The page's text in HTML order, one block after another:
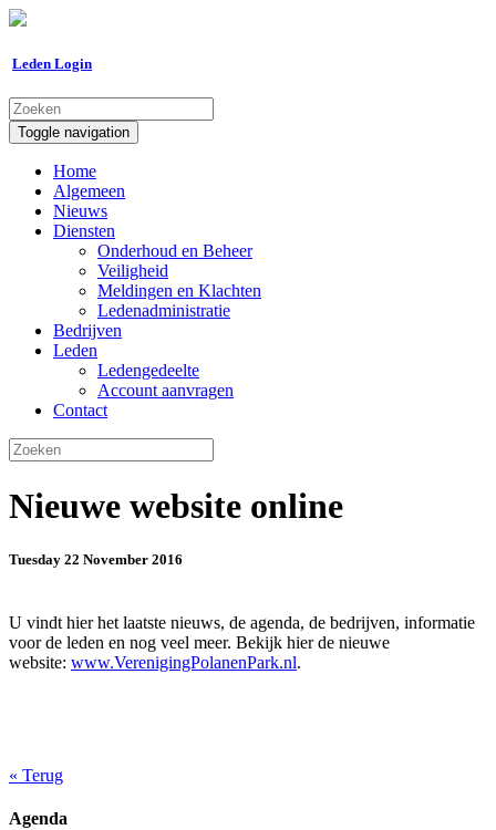
Leden Login
Toggle navigation
Home
Algemeen
Nieuws
Diensten
Onderhoud en Beheer
Veiligheid
Meldingen en Klachten
Ledenadministratie
Bedrijven
Leden
Ledengedeelte
Account aanvragen
Contact
Nieuwe website online
Tuesday 22 November 2016
U vindt hier het laatste nieuws, de agenda, de bedrijven, informatie
voor de leden en nog veel meer. Bekijk hier de nieuwe
website: www.VerenigingPolanenPark.nl.
« Terug
Agenda